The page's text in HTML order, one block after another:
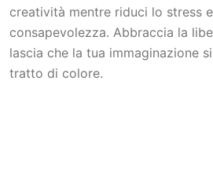
creatività mentre riduci lo stress
consapevolezza. Abbraccia la
lascia che la tua immaginazione
tratto di colore.